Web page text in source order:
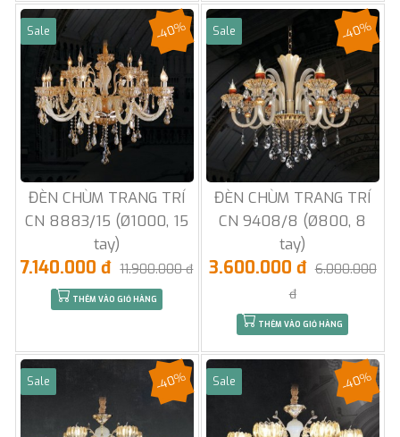
Sale
ĐÈN CHÙM TRANG TRÍ
CN 8883/15 (Ø1000, 15
tay)
-40%
7.140.000 đ 11.900.000 đ
THÊM VÀO GIỎ HÀNG
Sale
ĐÈN CHÙM TRANG TRÍ
CN 9408/8 (Ø800, 8
tay)
-40%
3.600.000 đ 6.000.000
đ
THÊM VÀO GIỎ HÀNG
Sale -40% Sale -40%